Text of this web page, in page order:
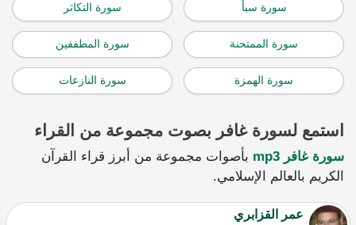
سورة سبأ سورة التكاثر
سورة الممتحنة سورة المطففين
سورة الهمزة سورة النازعات
استمع لسورة غافر بصوت مجموعة من القراء
سورة غافر mp3
بأصوات مجموعة من أبرز قراء القرآن
الكريم بالعالم الإسلامي.
عمر القزابري